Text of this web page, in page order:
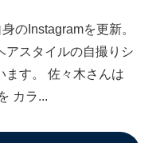
のInstagramを更新。
アスタイルの自撮りシ
ます。 佐々木さんは
カラ...